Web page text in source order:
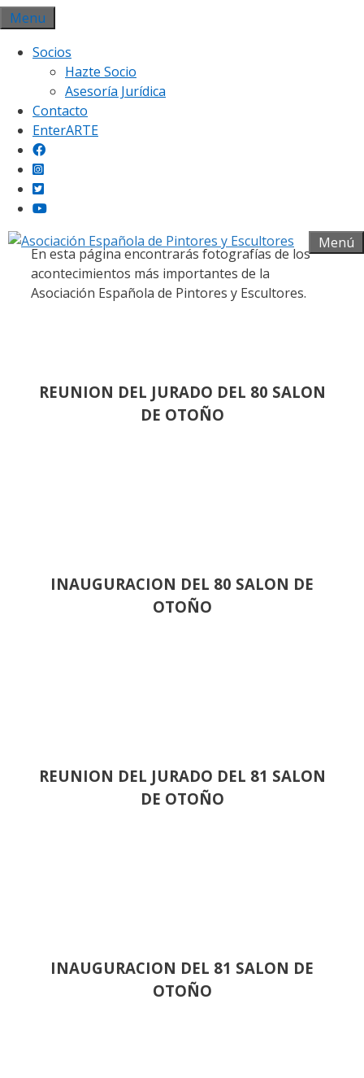
Saltar
al
contenido
Menu
Socios
Hazte Socio
Asesoría Jurídica
Contacto
EnterARTE
Menú
Galería fotográfica
En esta página encontrarás fotografías de los
acontecimientos más importantes de la
Asociación Española de Pintores y Escultores.
REUNION DEL JURADO DEL 80 SALON
DE OTOÑO
INAUGURACION DEL 80 SALON DE
OTOÑO
REUNION DEL JURADO DEL 81 SALON
DE OTOÑO
INAUGURACION DEL 81 SALON DE
OTOÑO